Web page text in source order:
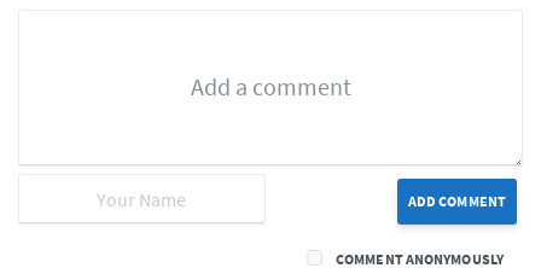
ADD COMMENT
COMMENT ANONYMOUSLY